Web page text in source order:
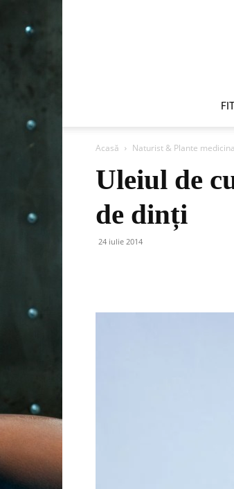
Acasă Naturist & Plante
Uleiul de
de dinți
24 iulie 2014